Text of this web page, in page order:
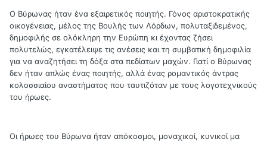
Ο Βύρωνας ήταν ένα εξαιρετικός ποιητής. Γόνος αριστοκρατικής
οικογένειας, μέλος της Βουλής των Λόρδων, πολυταξιδεμένος,
δημοφιλής σε ολόκληρη την Ευρώπη κι έχοντας ζήσει
πολυτελώς, εγκατέλειψε τις ανέσεις και τη συμβατική δημοφιλία
για να αναζητήσει τη δόξα στα πεδίατων μαχών. Γιατί ο Βύρωνας
δεν ήταν απλώς ένας ποιητής, αλλά ένας ρομαντικός άντρας
κολοσσιαίου αναστήματος που ταυτιζόταν με τους λογοτεχνικούς
του ήρωες.
Οι ήρωες του Βύρωνα ήταν απόκοσμοι, μοναχικοί, κυνικοί μα